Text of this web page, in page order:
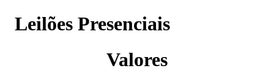
Leilões Presenciais
Valores